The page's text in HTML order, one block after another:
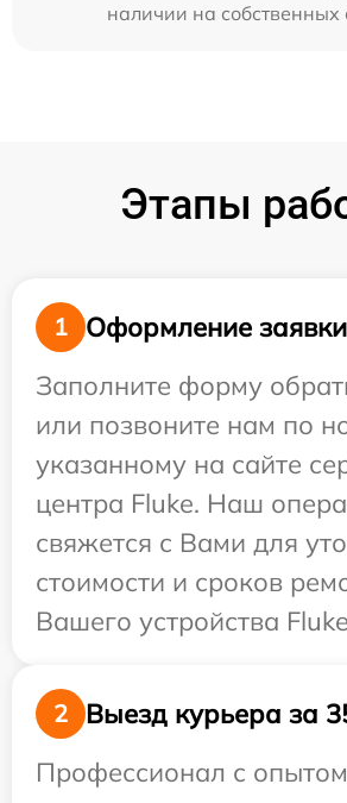
наличии на собственных
Этапы
1
Оформление заявки
Заполните форму
или позвоните нам по
указанному на сайте
центра Fluke. Наш
свяжется с Вами для
стоимости и сроков
Вашего устройства
2
Выезд курьера за
Профессионал с